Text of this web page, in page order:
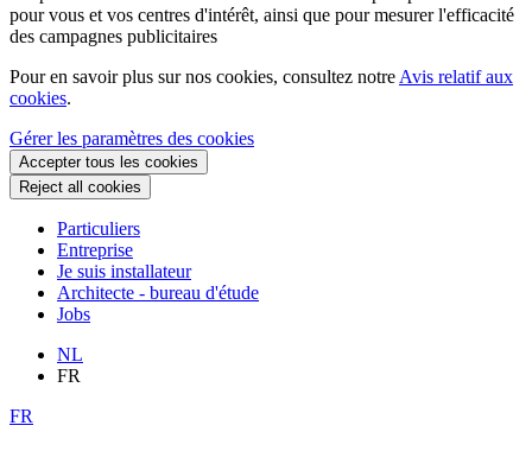
pour vous et vos centres d'intérêt, ainsi que pour mesurer l'efficacité
des campagnes publicitaires
Pour en savoir plus sur nos cookies, consultez notre Avis relatif aux
cookies.
Gérer les paramètres des cookies
Accepter tous les cookies
Reject all cookies
Particuliers
Entreprise
Je suis installateur
Architecte - bureau d'étude
Jobs
NL
FR
FR